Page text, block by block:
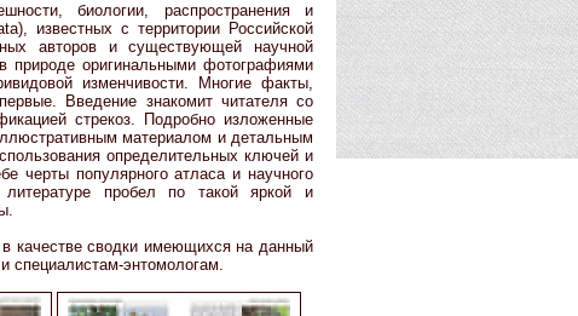
биологии, распространения и
известных с территории Российской
авторов и существующей научной
природе оригинальными фотографиями
изменчивости. Многие факты,
Введение знакомит читателя со
стрекоз. Подробно изложенные
материалом и детальным
определительных ключей и
черты популярного атласа и научного
пробел по такой яркой и
качестве сводки имеющихся на данный
специалистам-энтомологам.